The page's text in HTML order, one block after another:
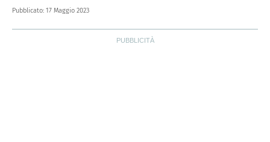
Pubblicato: 17 Maggio 2023